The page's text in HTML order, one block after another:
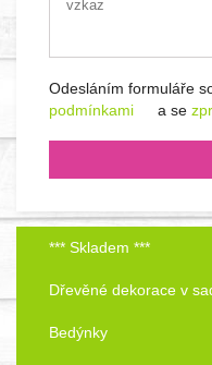
Odesláním formuláře
podmínkami
a se
*** Skladem ***
Dřevěné dekorace v
Bedýnky